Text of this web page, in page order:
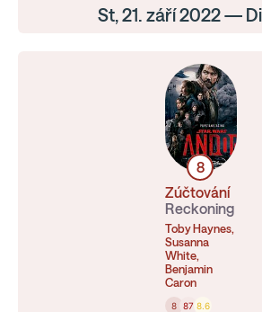
St, 21. září 2022 —
8
Zúčtování
Reckoning
Toby Haynes,
Susanna
White,
Benjamin
Caron
8 87 8.6